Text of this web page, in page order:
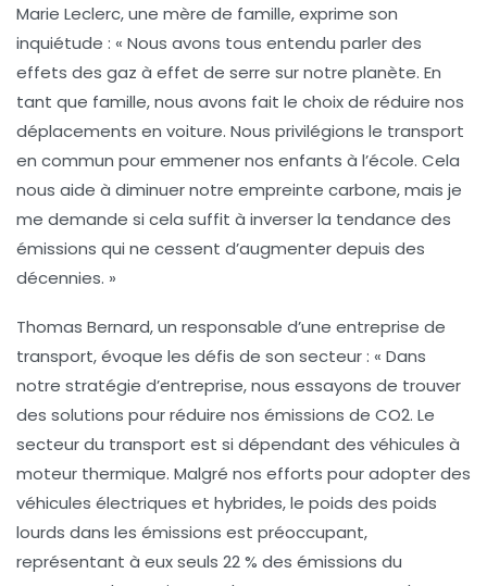
Marie Leclerc, une mère de famille, exprime son
inquiétude : « Nous avons tous entendu parler des
effets des gaz à effet de serre sur notre planète. En
tant que famille, nous avons fait le choix de réduire nos
déplacements en voiture. Nous privilégions le transport
en commun pour emmener nos enfants à l’école. Cela
nous aide à diminuer notre empreinte carbone, mais je
me demande si cela suffit à inverser la tendance des
émissions qui ne cessent d’augmenter depuis des
décennies. »
Thomas Bernard, un responsable d’une entreprise de
transport, évoque les défis de son secteur : « Dans
notre stratégie d’entreprise, nous essayons de trouver
des solutions pour réduire nos émissions de CO2. Le
secteur du transport est si dépendant des véhicules à
moteur thermique. Malgré nos efforts pour adopter des
véhicules électriques et hybrides, le poids des poids
lourds dans les émissions est préoccupant,
représentant à eux seuls 22 % des émissions du